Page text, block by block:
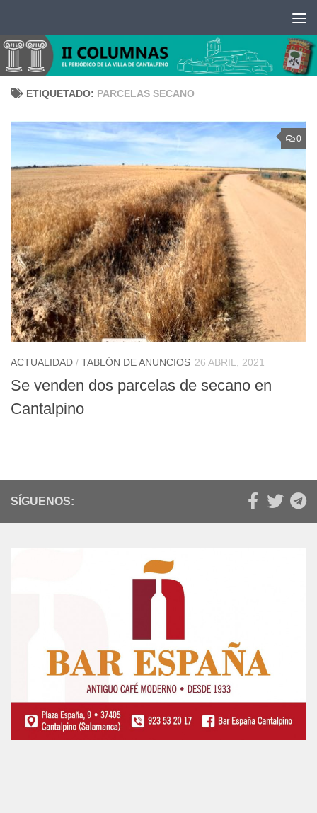
ETIQUETADO: PARCELAS SECANO
0
ACTUALIDAD / TABLÓN DE ANUNCIOS 26 ABRIL, 2021
Se venden dos parcelas de secano en
Cantalpino
SÍGUENOS: